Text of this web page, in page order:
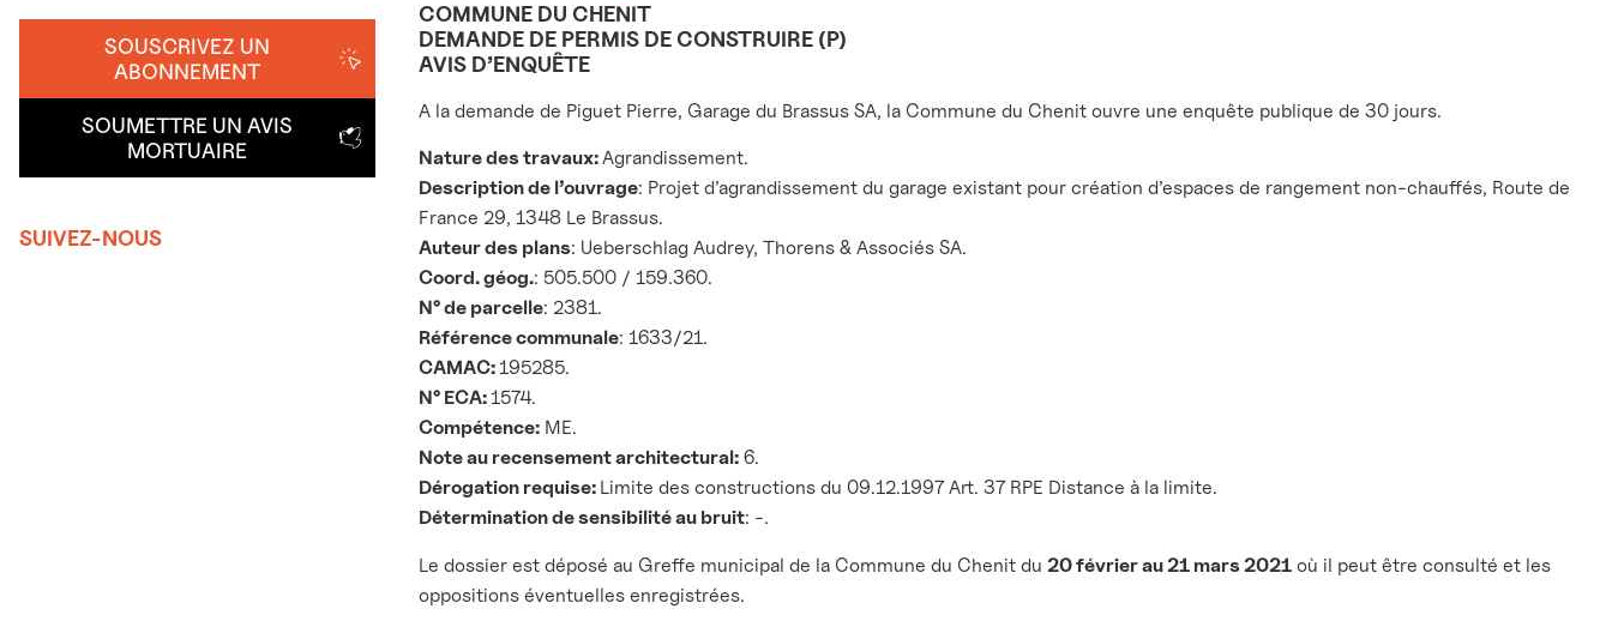
SOUSCRIVEZ UN
ABONNEMENT
SOUMETTRE UN AVIS
MORTUAIRE
SUIVEZ-NOUS
COMMUNE DU CHENIT
DEMANDE DE PERMIS DE CONSTRUIRE (P)
AVIS D’ENQUÊTE
A la demande de Piguet Pierre, Garage du Brassus SA, la Commune du Chenit ouvre une enquête publique de 30 jours.
Nature des travaux:Agrandissement.
Description de l’ouvrage: Projet d’agrandissement du garage existant pour création d’espaces de rangement non-chauffés, Route de
France 29, 1348 Le Brassus.
Auteur des plans: Ueberschlag Audrey, Thorens & Associés SA.
Coord. géog.: 505.500 / 159.360.
N° de parcelle: 2381.
Référence communale: 1633/21.
CAMAC: 195285.
N° ECA: 1574.
Compétence: ME.
Note au recensement architectural: 6.
Dérogation requise: Limite des constructions du 09.12.1997 Art. 37 RPE Distance à la limite.
Détermination de sensibilité au bruit: -.
Le dossier est déposé au Greffe municipal de la Commune du Chenit du 20 février au 21 mars 2021 où il peut être consulté et les
oppositions éventuelles enregistrées.